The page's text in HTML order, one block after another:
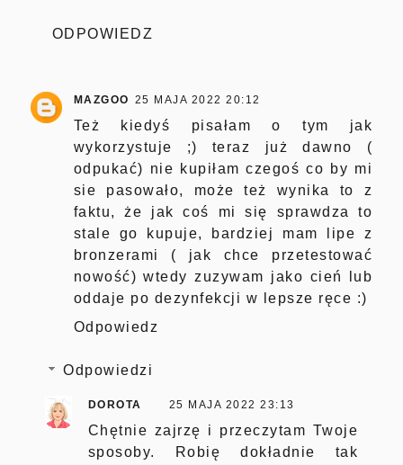
ODPOWIEDZ
MAZGOO 25 MAJA 2022 20:12
Też kiedyś pisałam o tym jak
wykorzystuje ;) teraz już dawno (
odpukać) nie kupiłam czegoś co by mi
sie pasowało, może też wynika to z
faktu, że jak coś mi się sprawdza to
stale go kupuje, bardziej mam lipe z
bronzerami ( jak chce przetestować
nowość) wtedy zuzywam jako cień lub
oddaje po dezynfekcji w lepsze ręce :)
Odpowiedz
Odpowiedzi
DOROTA 25 MAJA 2022 23:13
Chętnie zajrzę i przeczytam Twoje
sposoby. Robię dokładnie tak